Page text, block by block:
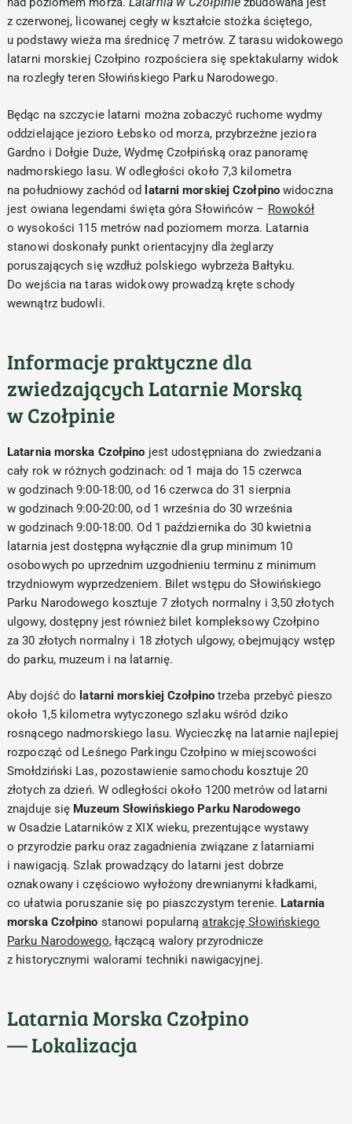
z czerwonej, licowanej cegły w kształcie stożka ściętego,
u podstawy wieża ma średnicę 7 metrów. Z tarasu widokowego
latarni morskiej Czołpino rozpościera się spektakularny widok
na rozległy teren Słowińskiego Parku Narodowego.
Będąc na szczycie latarni można zobaczyć ruchome wydmy
oddzielające jezioro Łebsko od morza, przybrzeżne jeziora
Gardno i Dołgie Duże, Wydmę Czołpińską oraz panoramę
nadmorskiego lasu. W odległości około 7,3 kilometra
na południowy zachód od
latarni morskiej Czołpinowidoczna
jest owiana legendami święta góra Słowińców – Rowokół
o wysokości 115 metrów nad poziomem morza. Latarnia
stanowi doskonały punkt orientacyjny dla żeglarzy
poruszających się wzdłuż polskiego wybrzeża Bałtyku.
Do wejścia na taras widokowy prowadzą kręte schody
wewnątrz budowli.
Informacje praktyczne dla
zwiedzających Latarnie Morską
w Czołpinie
Latarnia morska Czołpino jest udostępniana do zwiedzania
cały rok w różnych godzinach: od 1 maja do 15 czerwca
w godzinach 9:00-18:00, od 16 czerwca do 31 sierpnia
w godzinach 9:00-20:00, od 1 września do 30 września
w godzinach 9:00-18:00. Od 1 października do 30 kwietnia
latarnia jest dostępna wyłącznie dla grup minimum 10
osobowych po uprzednim uzgodnieniu terminu z minimum
trzydniowym wyprzedzeniem. Bilet wstępu do Słowińskiego
Parku Narodowego kosztuje 7 złotych normalny i 3,50 złotych
ulgowy, dostępny jest również bilet kompleksowy Czołpino
za 30 złotych normalny i 18 złotych ulgowy, obejmujący wstęp
do parku, muzeum i na latarnię.
Aby dojść do latarni morskiej Czołpinotrzeba przebyć pieszo
około 1,5 kilometra wytyczonego szlaku wśród dziko
rosnącego nadmorskiego lasu. Wycieczkę na latarnie najlepiej
rozpocząć od Leśnego Parkingu Czołpino w miejscowości
Smołdziński Las, pozostawienie samochodu kosztuje 20
złotych za dzień. W odległości około 1200 metrów od latarni
znajduje się Muzeum Słowińskiego Parku Narodowego
w Osadzie Latarników z XIX wieku, prezentujące wystawy
o przyrodzie parku oraz zagadnienia związane z latarniami
i nawigacją. Szlak prowadzący do latarni jest dobrze
oznakowany i częściowo wyłożony drewnianymi kładkami,
co ułatwia poruszanie się po piaszczystym terenie. Latarnia
morska Czołpino stanowi popularnąatrakcję Słowińskiego
Parku Narodowego, łączącą walory przyrodnicze
z historycznymi walorami techniki nawigacyjnej.
Latarnia Morska Czołpino
— Lokalizacja